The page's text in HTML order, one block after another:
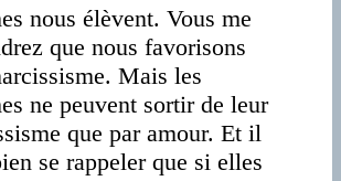
nous élèvent. Vous me
que nous favorisons
Mais les
ne peuvent sortir de leur
que par amour. Et il
se rappeler que si elles